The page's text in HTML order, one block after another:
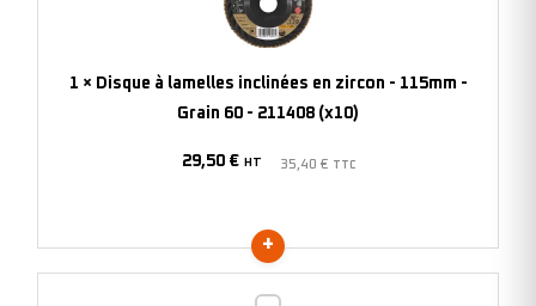
inclinées
en
zircon
-
1 × Disque à lamelles inclinées en zircon - 115mm -
Grain 60 - 211408 (x10)
29,50 € HT 35,40 € TTC